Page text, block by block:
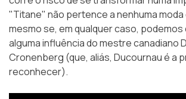
"Titane" não pertence a nenhuma moda
mesmo se, em qualquer caso,
alguma influência do mestre canadiano
Cronenberg (que, aliás, Ducournau é a
reconhecer).